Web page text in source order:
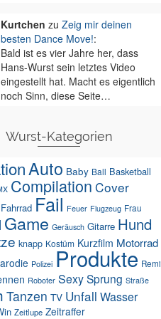
Kurtchen zu Zeig mir deinen
besten Dance Move!:
Bald ist es vier Jahre her, dass
Hans-Wurst sein letztes Video
eingestellt hat. Macht es eigentlich
noch Sinn, diese Seite…
Wurst-Kategorien
Auto Baby Ball Basketball
Compilation Cover
Fahrrad Fail Feuer Flugzeug Frau
Game Geräusch Gitarre Hund
knapp Kostüm Kurzfilm Motorrad
Polizei Produkte Remi
Roboter SexySprung Straße
Tanzen TV Unfall Wasser
Zeitlupe Zeitraffer